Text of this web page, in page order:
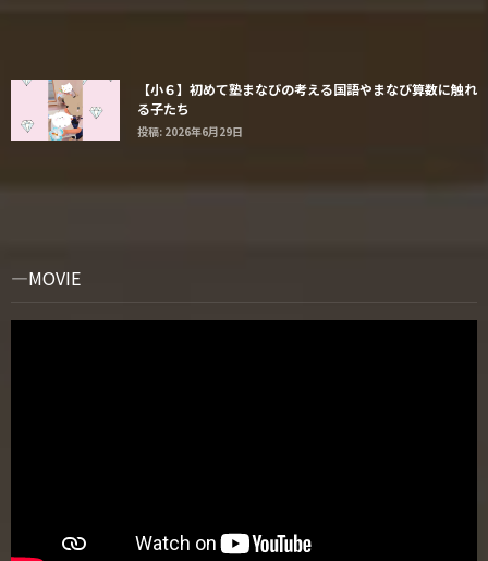
【小６】初めて塾まなびの考える国語やまなび算数に触れ
る子たち
投稿: 2026年6月29日
MOVIE